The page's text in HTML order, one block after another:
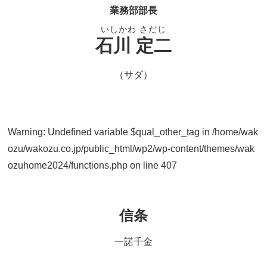
業務部部長
いしかわ さだじ
石川 定二
（サダ）
Warning: Undefined variable $qual_other_tag in/home/wak
ozu/wakozu.co.jp/public_html/wp2/wp-content/themes/wak
ozuhome2024/functions.php on line407
信条
一諾千金